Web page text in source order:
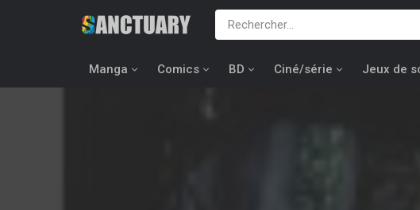
Manga Comics BD Ciné/série Jeux de